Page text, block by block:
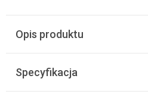
Opis produktu
Specyfikacja